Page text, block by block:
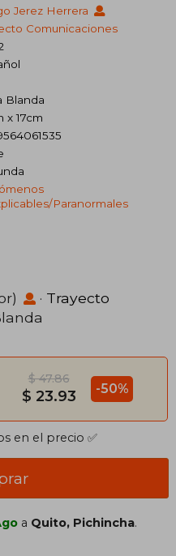
Jerez Herrera
Comunicaciones
Blanda
x 17cm
paranormales
· Trayecto
$ 47.86
$ 23.93 -50%
en el precio ✅
a Quito, Pichincha.